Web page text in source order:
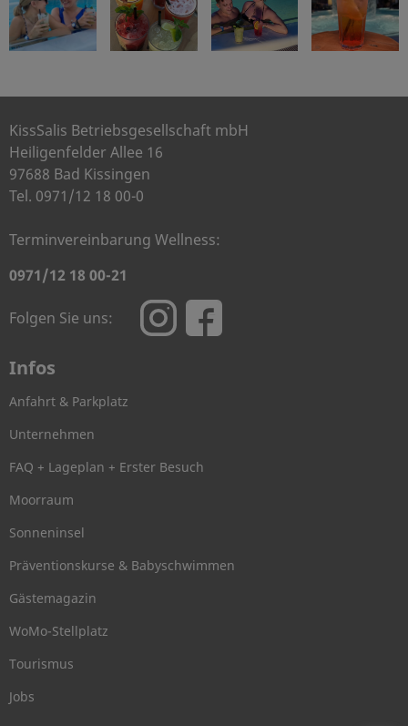
KissSalis Betriebsgesellschaft mbH
Heiligenfelder Allee 16
97688 Bad Kissingen
Tel. 0971/12 18 00-0
Terminvereinbarung Wellness:
0971/12 18 00-21
Folgen Sie uns:
Infos
Anfahrt & Parkplatz
Unternehmen
FAQ + Lageplan + Erster Besuch
Moorraum
Sonneninsel
Präventionskurse & Babyschwimmen
Gästemagazin
WoMo-Stellplatz
Tourismus
Jobs